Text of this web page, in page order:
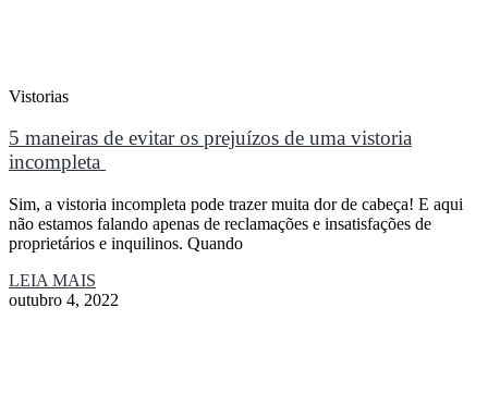
Vistorias
5 maneiras de evitar os prejuízos de uma vistoria
incompleta
Sim, a vistoria incompleta pode trazer muita dor de cabeça! E aqui
não estamos falando apenas de reclamações e insatisfações de
proprietários e inquilinos. Quando
LEIA MAIS
outubro 4, 2022